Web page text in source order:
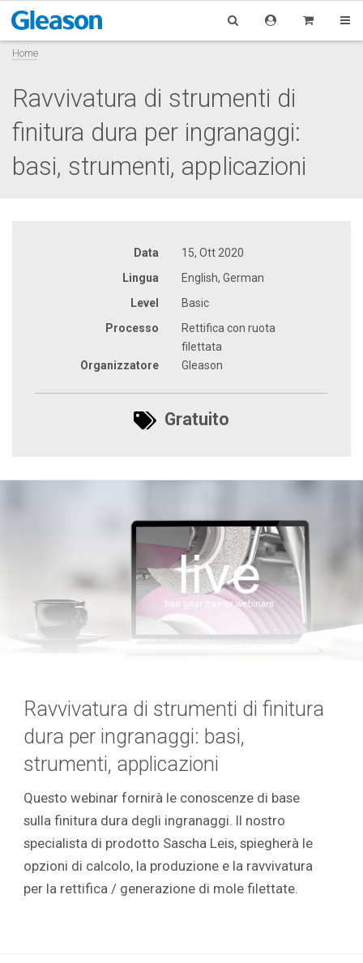
Home
Ravvivatura di strumenti di
finitura dura per ingranaggi:
basi, strumenti, applicazioni
Data
15, Ott 2020
Lingua
English, German
Level
Basic
Processo
Rettifica con ruota
filettata
Organizzatore
Gleason
Gratuito
Ravvivatura di strumenti di finitura
dura per ingranaggi: basi,
strumenti, applicazioni
Questo webinar fornirà le conoscenze di base
sulla finitura dura degli ingranaggi. Il nostro
specialista di prodotto Sascha Leis, spiegherà le
opzioni di calcolo, la produzione e la ravvivatura
per la rettifica / generazione di mole filettate.